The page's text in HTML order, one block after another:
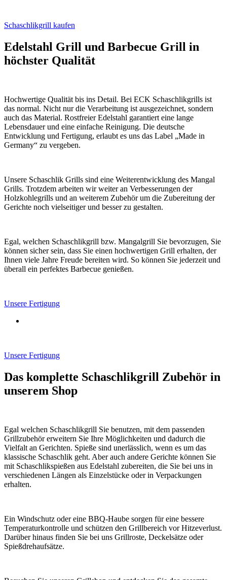
Schaschlikgrill kaufen
Edelstahl Grill und Barbecue Grill in
höchster Qualität
Hochwertige Qualität bis ins Detail. Bei ECK Schaschlikgrills ist
das normal. Nicht nur die Verarbeitung ist ausgezeichnet, sondern
auch das Material. Rostfreier Edelstahl garantiert eine lange
Lebensdauer und eine einfache Reinigung. Die deutsche
Entwicklung und Fertigung, erlaubt es uns das Label „Made in
Germany“ zu vergeben.
Unsere Schaschlik Grills sind eine Weiterentwicklung des Mangal
Grills. Trotzdem arbeiten wir weiter an Verbesserungen der
Holzkohlegrills und an weiterem Zubehör um die Zubereitung der
Gerichte noch vielseitiger und besser zu gestalten.
Egal, welchen Schaschlikgrill bzw. Mangalgrill Sie bevorzugen, Sie
können sicher sein, dass Sie einen hochwertigen Grill erhalten, der
Ihnen viele Jahre Freude bereiten wird. So können Sie jederzeit und
überall ein perfektes Barbecue genießen.
Unsere Fertigung
Unsere Fertigung
Das komplette Schaschlikgrill Zubehör in
unserem Shop
Egal welchen Schaschlikgrill Sie benutzen, mit dem passenden
Grillzubehör erweitern Sie Ihre Möglichkeiten und dadurch die
Vielfalt an Gerichten. Spieße sind unerlässlich, wenn es um das
klassische Schaschlik geht. Aber auch andere Gerichte können Sie
mit Schaschlikspießen aus Edelstahl zubereiten, die Sie bei uns in
verschiedenen Längen als Einzelstücke oder in Verpackungen
erhalten.
Ein Windschutz oder eine BBQ-Haube sorgen für eine bessere
Temperaturkontrolle und schützen den Grillbereich vor Hitzeverlust.
Darüber hinaus finden Sie bei uns Grillroste, Deckelsätze oder
Spießdrehaufsätze.